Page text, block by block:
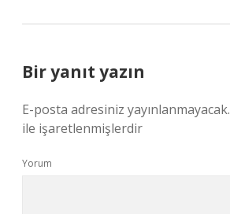
Bir yanıt yazın
E-posta adresiniz yayınlanmayacak.
ile işaretlenmişlerdir
Yorum